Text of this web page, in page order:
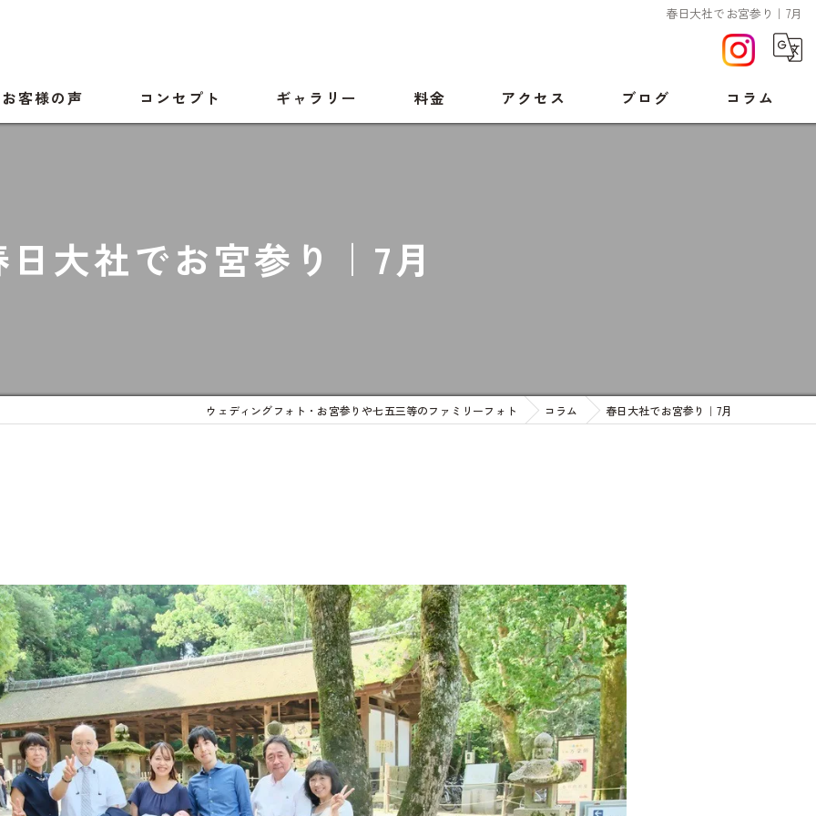
春日大社でお宮参り｜7月
お客様の声 コンセプト ギャラリー 料金 アクセス ブログ コラム
日大社でお宮参り｜7月
ウェディングフォト・お宮参りや七五三等のファミリーフォト コラム 春日大社でお宮参り｜7月